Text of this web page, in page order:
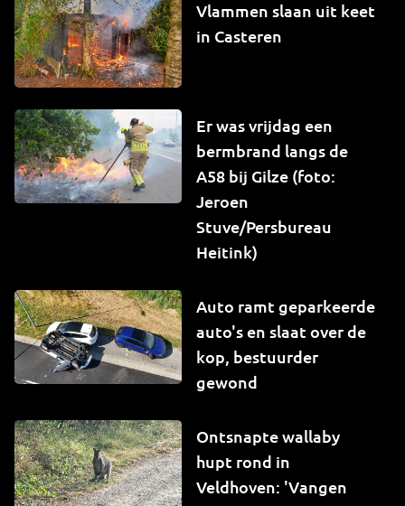
Vlammen slaan uit keet
in Casteren
Er was vrijdag een
bermbrand langs de
A58 bij Gilze (foto:
Jeroen
Stuve/Persbureau
Heitink)
Auto ramt geparkeerde
auto's en slaat over de
kop, bestuurder
gewond
Ontsnapte wallaby
hupt rond in
Veldhoven: 'Vangen